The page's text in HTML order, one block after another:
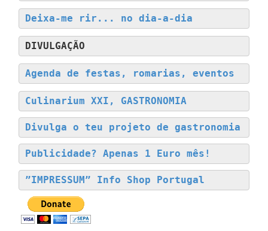
Deixa-me rir... no dia-a-dia
DIVULGAÇÃO
Agenda de festas, romarias, eventos
Culinarium XXI, GASTRONOMIA
Divulga o teu projeto de gastronomia
Publicidade? Apenas 1 Euro mês!
”IMPRESSUM” Info Shop Portugal